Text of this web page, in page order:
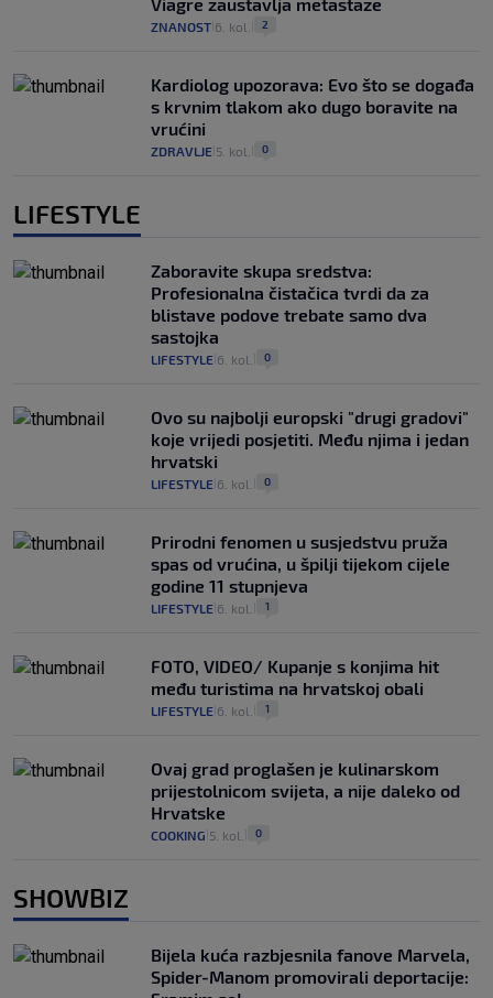
ZNANOST 6. kol. 2
Kardiolog upozorava: Evo što se događa
s krvnim tlakom ako dugo boravite na
vrućini
ZDRAVLJE 5. kol. 0
LIFESTYLE
Zaboravite skupa sredstva:
Profesionalna čistačica tvrdi da za
blistave podove trebate samo dva
sastojka
LIFESTYLE 6. kol. 0
Ovo su najbolji europski "drugi gradovi"
koje vrijedi posjetiti. Među njima i jedan
hrvatski
LIFESTYLE 6. kol. 0
Prirodni fenomen u susjedstvu pruža
spas od vrućina, u špilji tijekom cijele
godine 11 stupnjeva
LIFESTYLE 6. kol. 1
FOTO, VIDEO/ Kupanje s konjima hit
među turistima na hrvatskoj obali
LIFESTYLE 6. kol. 1
Ovaj grad proglašen je kulinarskom
prijestolnicom svijeta, a nije daleko od
Hrvatske
COOKING 5. kol. 0
SHOWBIZ
Bijela kuća razbjesnila fanove Marvela,
Spider-Manom promovirali deportacije: